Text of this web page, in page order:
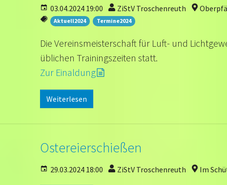
03.04.2024 19:00 ZiStV Troschenreuth
Aktuell2024 Termine2024
Die Vereinsmeisterschaft für Luft- und
üblichen Trainingszeiten statt.
Zur Einaldung
Weiterlesen
Ostereierschießen
29.03.2024 18:00 ZiStV Troschenreuth Im